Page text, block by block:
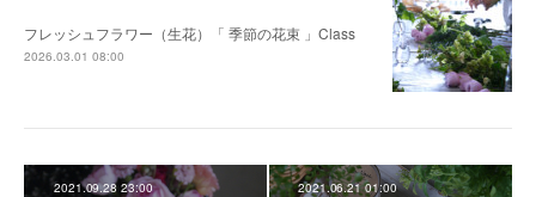
フレッシュフラワー（生花）「 季節の花束 」Class
2026.03.01 08:00
2021.09.28 23:00 2021.06.21 01:00